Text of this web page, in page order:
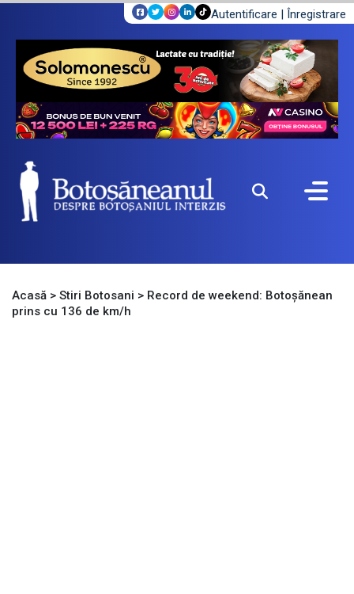
Autentificare | Înregistrare
Acasă > Stiri Botosani > Record de weekend: Botoșănean
prins cu 136 de km/h